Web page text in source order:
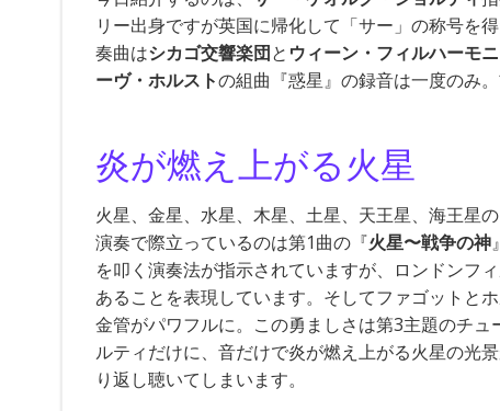
リー出身ですが英国に帰化して「サー」の称号を
奏曲はシカゴ交響楽団と ウィーン・フィルハーモ
ーヴ・ホルストの組曲『惑星』の録音は一度のみ
炎が燃え上がる火星
火星、金星、水星、木星、土星、天王星、海王星
演奏で際立っているのは第1曲の『火星〜戦争の神
を叩く演奏法が指示されていますが、ロンドンフ
あることを表現しています。そしてファゴットと
金管がパワフルに。この勇ましさは第3主題のチ
ルティだけに、音だけで炎が燃え上がる火星の光
り返し聴いてしまいます。